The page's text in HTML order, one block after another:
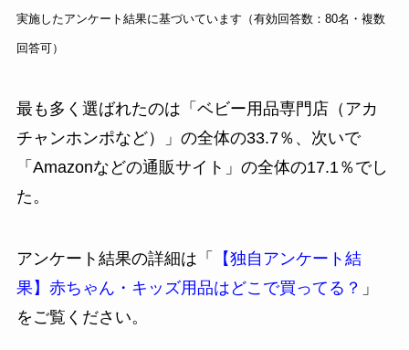
実施したアンケート結果に基づいています（有効回答数：80名・複数
回答可）
最も多く選ばれたのは「ベビー用品専門店（アカ
チャンホンポなど）」の全体の33.7％、次いで
「Amazonなどの通販サイト」の全体の17.1％でし
た。
アンケート結果の詳細は「
【独自アンケート結
果】赤ちゃん・キッズ用品はどこで買ってる？ 」
をご覧ください。